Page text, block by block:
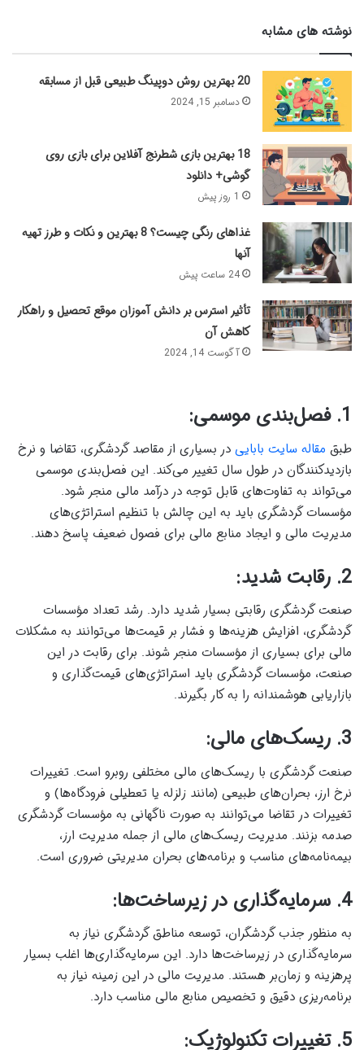
نوشته های مشابه
20 بهترین روش دوپینگ طبیعی قبل از مسابقه
دسامبر 15, 2024
18 بهترین بازی شطرنج آفلاین برای بازی روی
گوشی+ دانلود
1 روز پیش
غذاهای رنگی چیست؟ 8 بهترین و نکات و طرز تهیه
آنها
24 ساعت پیش
تأثیر استرس بر دانش آموزان موقع تحصیل و راهکار
کاهش آن
آگوست 14, 2024
1. فصل‌بندی موسمی:
طبق مقاله سایت بابایی در بسیاری از مقاصد گردشگری، تقاضا و نرخ
بازدیدکنندگان در طول سال تغییر می‌کند. این فصل‌بندی موسمی
می‌تواند به تفاوت‌های قابل توجه در درآمد مالی منجر شود.
مؤسسات گردشگری باید به این چالش با تنظیم استراتژی‌های
مدیریت مالی و ایجاد منابع مالی برای فصول ضعیف پاسخ دهند.
2. رقابت شدید:
صنعت گردشگری رقابتی بسیار شدید دارد. رشد تعداد مؤسسات
گردشگری، افزایش هزینه‌ها و فشار بر قیمت‌ها می‌توانند به مشکلات
مالی برای بسیاری از مؤسسات منجر شوند. برای رقابت در این
صنعت، مؤسسات گردشگری باید استراتژی‌های قیمت‌گذاری و
بازاریابی هوشمندانه را به کار بگیرند.
3. ریسک‌های مالی:
صنعت گردشگری با ریسک‌های مالی مختلفی روبرو است. تغییرات
نرخ ارز، بحران‌های طبیعی (مانند زلزله یا تعطیلی فرودگاه‌ها) و
تغییرات در تقاضا می‌توانند به صورت ناگهانی به مؤسسات گردشگری
صدمه بزنند. مدیریت ریسک‌های مالی از جمله مدیریت ارز،
بیمه‌نامه‌های مناسب و برنامه‌های بحران مدیریتی ضروری است.
4. سرمایه‌گذاری در زیرساخت‌ها:
به منظور جذب گردشگران، توسعه مناطق گردشگری نیاز به
سرمایه‌گذاری در زیرساخت‌ها دارد. این سرمایه‌گذاری‌ها اغلب بسیار
پرهزینه و زمان‌بر هستند. مدیریت مالی در این زمینه نیاز به
برنامه‌ریزی دقیق و تخصیص منابع مالی مناسب دارد.
5. تغییرات تکنولوژیک: